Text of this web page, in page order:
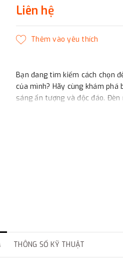
Liên hệ
Bạn đang tìm kiếm cách chọn
của mình? Hãy cùng khám
sáng ấn tượng và độc đáo.
sáng, mà còn là một tác
đa dạng về thiết kế, từ đơn
Color: Black / Gray ….
(Sản xuất theo yêu cầu của
THÔNG SỐ KỸ THUẬT